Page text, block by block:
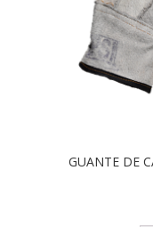
GUANTE DE